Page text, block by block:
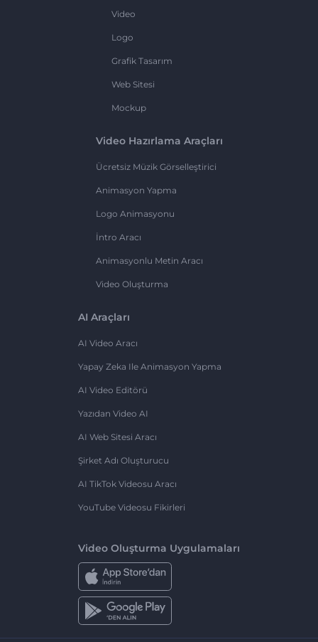
Video
Logo
Grafik Tasarım
Web Sitesi
Mockup
Video Hazırlama Araçları
Ücretsiz Müzik Görselleştirici
Animasyon Yapma
Logo Animasyonu
İntro Aracı
Animasyonlu Metin Aracı
Video Oluşturma
AI Araçları
AI Video Aracı
Yapay Zeka Ile Animasyon Yapma
AI Video Editörü
Yazıdan Video AI
AI Web Sitesi Aracı
Şirket Adı Oluşturucu
AI TikTok Videosu Aracı
YouTube Videosu Fikirleri
Video Oluşturma Uygulamaları